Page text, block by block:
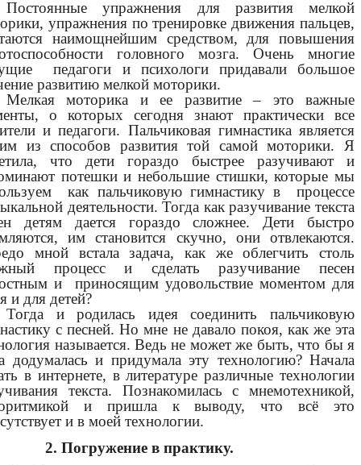
Постоянные упражнения для развития мелкой
упражнения по тренировке движения пальцев,
наимощнейшим средством, для повышения
головного мозга. Очень многие
педагоги и психологи придавали большое
развитию мелкой моторики.
Мелкая моторика и ее развитие – это важные
о которых сегодня знают практически все
и педагоги. Пальчиковая гимнастика является
из способов развития той самой моторики. Я
что дети гораздо быстрее разучивают и
потешки и небольшие стишки, которые мы
как пальчиковую гимнастику в процессе
деятельности. Тогда как разучивание текста
детям дается гораздо сложнее. Дети быстро
им становится скучно, они отвлекаются.
мной встала задача, как же облегчить столь
процесс и сделать разучивание песен
и приносящим удовольствие моментом для
и для детей?
Тогда и родилась идея соединить пальчиковую
с песней. Но мне не давало покоя, как же эта
называется. Ведь не может же быть, что бы я
додумалась и придумала эту технологию? Начала
в интернете, в литературе различные технологии
текста. Познакомилась с мнемотехникой,
и пришла к выводу, что всё это
и в моей технологии.
2. Погружение в практику.